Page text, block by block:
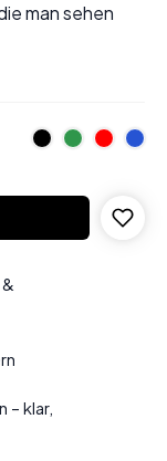
man sehen
klar,